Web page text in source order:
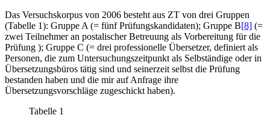
Das Versuchskorpus von 2006 besteht aus ZT von drei Gruppen
(Tabelle 1): Gruppe A (= fünf Prüfungskandidaten); Gruppe B[8] (=
zwei Teilnehmer an postalischer Betreuung als Vorbereitung für die
Prüfung ); Gruppe C (= drei professionelle Übersetzer, definiert als
Personen, die zum Untersuchungszeitpunkt als Selbständige oder in
Übersetzungsbüros tätig sind und seinerzeit selbst die Prüfung
bestanden haben und die mir auf Anfrage ihre
Übersetzungsvorschläge zugeschickt haben).
Tabelle 1